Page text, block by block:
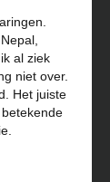
al ziek
niet over.
Het juiste